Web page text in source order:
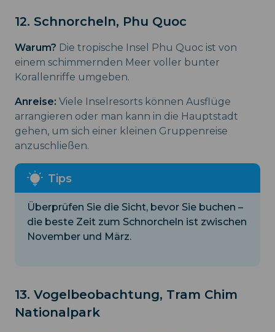
12. Schnorcheln, Phu Quoc
Warum? Die tropische Insel Phu Quoc ist von
einem schimmernden Meer voller bunter
Korallenriffe umgeben.
Anreise: Viele Inselresorts können Ausflüge
arrangieren oder man kann in die Hauptstadt
gehen, um sich einer kleinen Gruppenreise
anzuschließen.
Überprüfen Sie die Sicht, bevor Sie buchen –
die beste Zeit zum Schnorcheln ist zwischen
November und März.
13. Vogelbeobachtung, Tram Chim
Nationalpark